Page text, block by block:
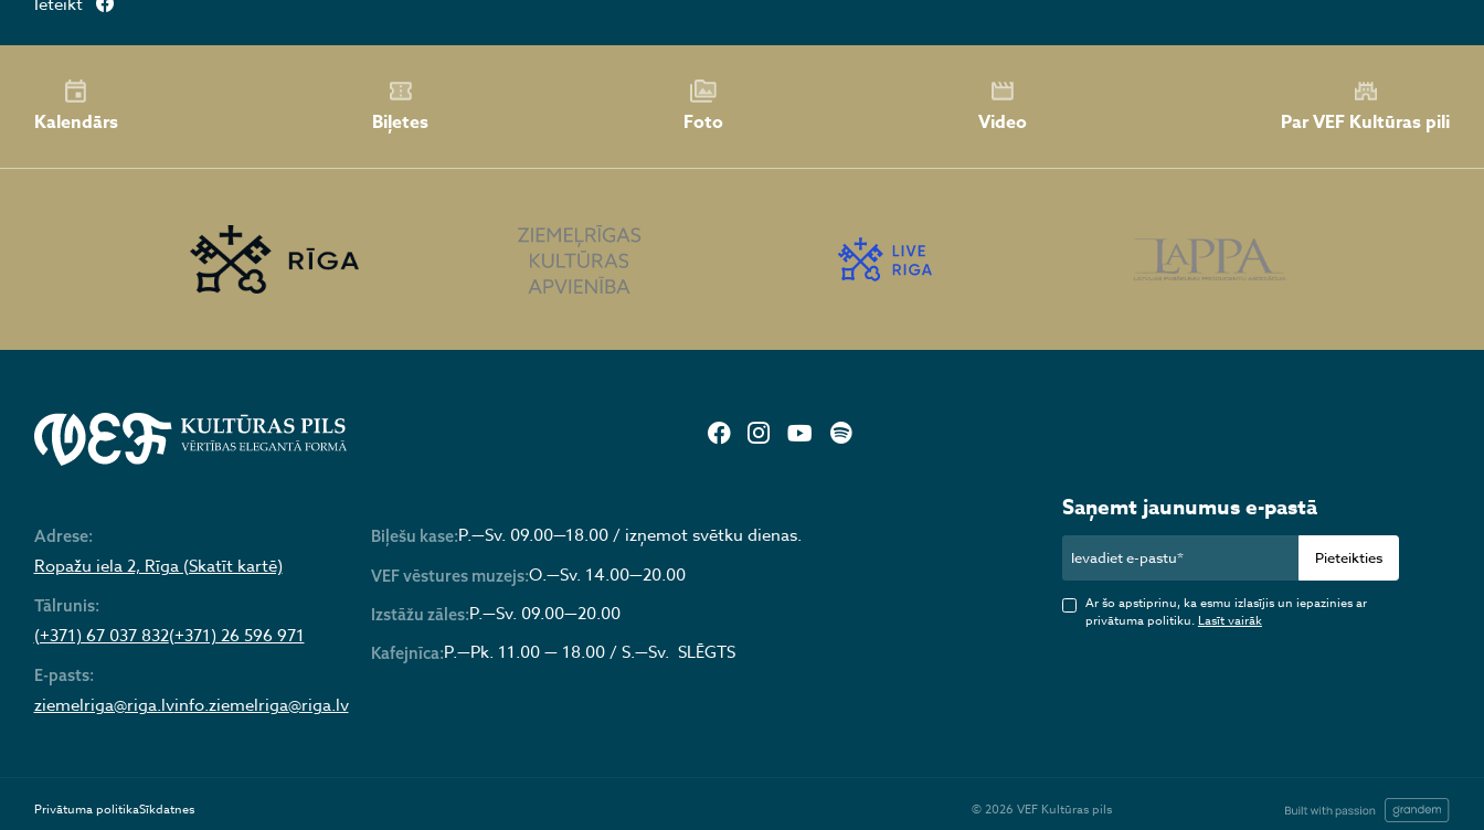
Kalendārs Biļetes Foto Video Par VEF Kultūras pili
Adrese:
Ropažu iela 2, Rīga (Skatīt kartē)
Tālrunis:
(+371) 67 037 832(+371) 26 596 971
E-pasts:
ziemelriga@riga.lvinfo.ziemelriga@riga.lv
Biļešu kase:P.—Sv. 09.00—18.00 / izņemot svētku dienas.
VEF vēstures muzejs:O.—Sv. 14.00—20.00
Izstāžu zāles:P.—Sv. 09.00—20.00
Kafejnīca:P.—Pk. 11.00 — 18.00 / S.—Sv. SLĒGTS
Saņemt jaunumus e-pastā
Pieteikties
Ar šo apstiprinu, ka esmu izlasījis un iepazinies ar
privātuma politiku.Lasīt vairāk
Privātuma politikaSīkdatnes © 2026 VEF Kultūras pils